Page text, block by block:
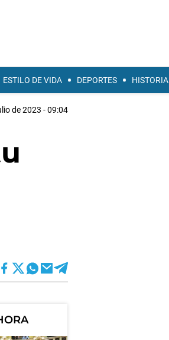
ESTILO DE VIDA DEPORTES HISTORIA
de 2023 - 09:04